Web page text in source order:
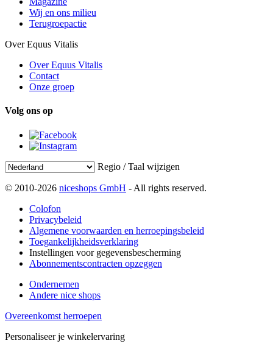
Wij en ons milieu
Terugroepactie
Over Equus Vitalis
Over Equus Vitalis
Contact
Onze groep
Volg ons op
Regio / Taal wijzigen
© 2010-2026 niceshops GmbH - All rights reserved.
Colofon
Privacybeleid
Algemene voorwaarden en herroepingsbeleid
Toegankelijkheidsverklaring
Instellingen voor gegevensbescherming
Abonnementscontracten opzeggen
Ondernemen
Andere nice shops
Overeenkomst herroepen
Personaliseer je winkelervaring